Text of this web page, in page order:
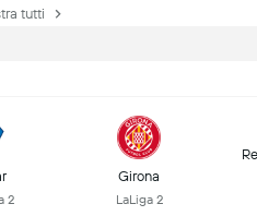
tutti
2
Girona
LaLiga 2